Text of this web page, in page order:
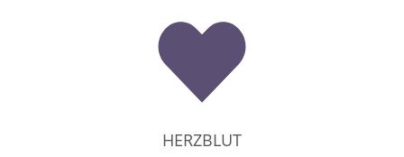
HERZBLUT